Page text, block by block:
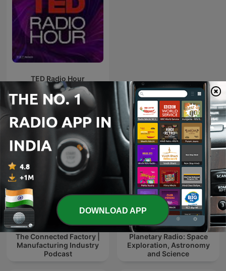
TED Radio Hour
International Technology podcasts
The Connected Factory |
Manufacturing Industry
Podcast
Planetary Radio: Space
Exploration, Astronomy
and Science
DOWNLOAD APP